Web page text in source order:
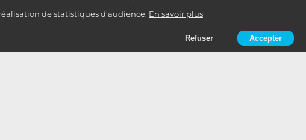
de statistiques d'audience. En savoir plus
Refuser Accepter